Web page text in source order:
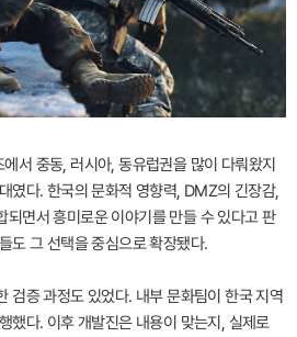
서 중동, 러시아, 동유럽권을 많이 다뤄왔지
였다. 한국의 문화적 영향력, DMZ의 긴장감,
되면서 흥미로운 이야기를 만들 수 있다고 판
도 그 선택을 중심으로 확장됐다.
검증 과정도 있었다. 내부 문화팀이 한국 지역
했다. 이후 개발진은 내용이 맞는지, 실제로